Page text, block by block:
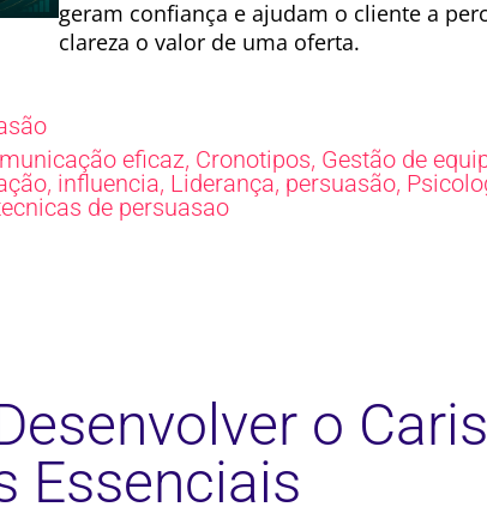
geram confiança e ajudam o cliente a
clareza o valor de uma oferta.
eficaz, Cronotipos, Gestão de
, influencia, Liderança, persuasão,
de persuasao
o
Essenciais